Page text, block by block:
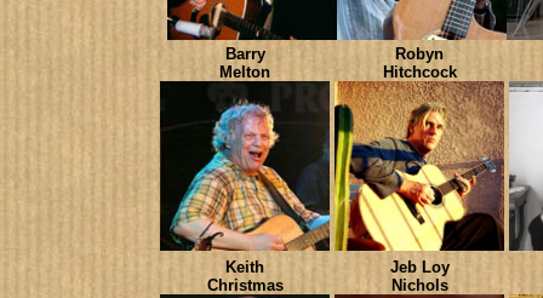
Barry
Melton
Robyn
Hitchcock
Keith
Christmas
Jeb Loy
Nichols